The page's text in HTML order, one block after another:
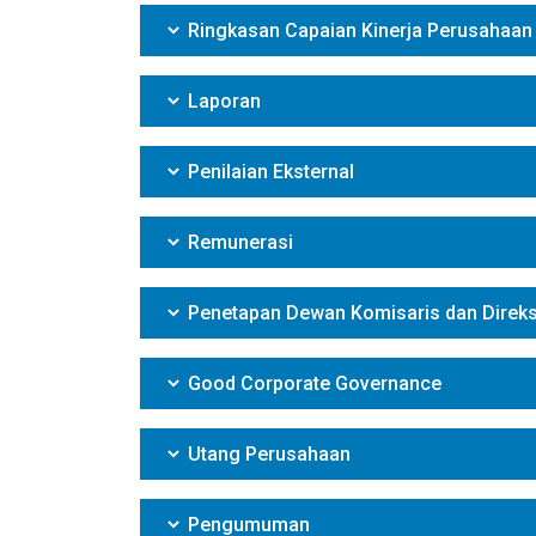
Ringkasan Capaian Kinerja Perusahaan
Laporan
Penilaian Eksternal
Remunerasi
Penetapan Dewan Komisaris dan
Good Corporate Governance
Utang Perusahaan
Pengumuman